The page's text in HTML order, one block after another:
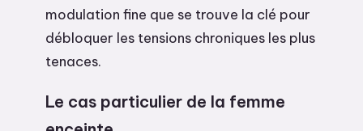
modulation fine que se trouve la clé pour
débloquer les tensions chroniques les plus
tenaces.
Le cas particulier de la femme